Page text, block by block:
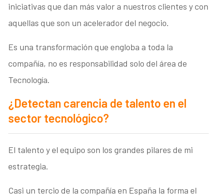
iniciativas que dan más valor a nuestros clientes y con
aquellas que son un acelerador del negocio.
Es una transformación que engloba a toda la
compañía, no es responsabilidad solo del área de
Tecnología.
¿Detectan carencia de talento en el
sector tecnológico?
El talento y el equipo son los grandes pilares de mi
estrategia.
Casi un tercio de la compañía en España la forma el